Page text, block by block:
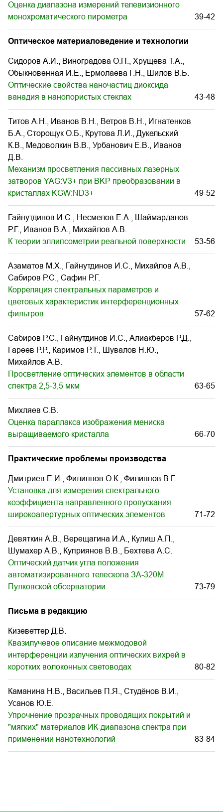
Оценка диапазона измерений телевизионного
монохроматического пирометра
39-42
Оптическое материаловедение и технологии
Сидоров А.И., Виноградова О.П., Хрущева Т.А.,
Обыкновенная И.Е., Ермолаева Г.Н., Шилов В.Б.
Оптические свойства наночастиц диоксида
ванадия в нанопористых стеклах
43-48
Титов А.Н., Иванов В.Н., Ветров В.Н., Игнатенков
Б.А., Сторощук О.Б., Крутова Л.И., Дукельский
К.В., Медоволкин В.В., Урбанович Е.В., Иванов
Д.В.
Механизм просветления пассивных лазерных
затворов YAG:V3+ при BKP преобразовании в
кристаллах KGW:ND3+
49-52
Гайнутдинов И.С., Несмелов Е.А., Шаймарданов
Р.Г., Иванов В.А., Михайлов А.В.
К теории эллипсометрии реальной поверхности
53-56
Азаматов М.Х., Гайнутдинов И.С., Михайлов А.В.,
Сабиров Р.С., Сафин Р.Г.
Корреляция спектральных параметров и
цветовых характеристик интерференционных
фильтров
57-62
Сабиров Р.С., Гайнутдинов И.С., Алиакберов Р.Д.,
Гареев Р.Р., Каримов Р.Т., Шувалов Н.Ю.,
Михайлов А.В.
Просветление оптических элементов в области
спектра 2,5-3,5 мкм
63-65
Михляев С.В.
Оценка параллакса изображения мениска
выращиваемого кристалла
66-70
Практические проблемы производства
Дмитриев Е.И., Филиппов О.К., Филиппов В.Г.
Установка для измерения спектрального
коэффициента направленного пропускания
широкоапертурных оптических элементов
71-72
Девяткин А.В., Верещагина И.А., Кулиш А.П.,
Шумахер А.В., Куприянов В.В., Бехтева А.С.
Оптический датчик угла положения
автоматизированного телескопа ЗА-320М
Пулковской обсерватории
73-79
Письма в редакцию
Кизеветтер Д.В.
Квазилучевое описание межмодовой
интерференции излучения оптических вихрей в
коротких волоконных световодах
80-82
Каманина Н.В., Васильев П.Я., Студёнов В.И.,
Усанов Ю.Е.
Упрочнение прозрачных проводящих покрытий и
"мягких" материалов ИК-диапазона спектра при
применении нанотехнологий
83-84